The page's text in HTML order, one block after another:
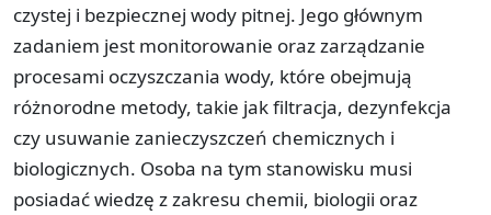
czystej i bezpiecznej wody pitnej. Jego głównym
zadaniem jest monitorowanie oraz zarządzanie
procesami oczyszczania wody, które obejmują
różnorodne metody, takie jak filtracja, dezynfekcja
czy usuwanie zanieczyszczeń chemicznych i
biologicznych. Osoba na tym stanowisku musi
posiadać wiedzę z zakresu chemii, biologii oraz